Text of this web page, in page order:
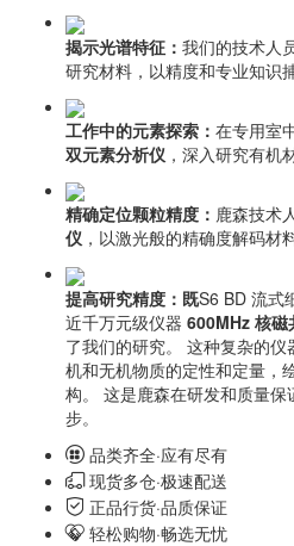
揭示光谱特征： 我们的技术人
研究材料，以精度和专业知识
工作中的元素探索： 在专用室
双元素分析仪 ，深入研究有机
精确定位颗粒精度： 鹿森技术
仪 ，以激光般的精确度解码材
提高研究精度：既S6 BD 流式
近千万元级仪器 600MHz 核磁
了我们的研究。 这种复杂的
机和无机物质的定性和定量，
构。 这是鹿森在研发和质量
步。
品类齐全·应有尽有
现货多仓·极速配送
正品行货·品质保证
轻松购物·畅选无忧